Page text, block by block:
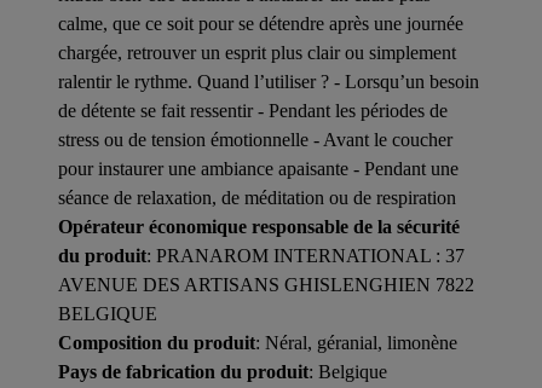
calme, que ce soit pour se détendre après une journée
chargée, retrouver un esprit plus clair ou simplement
ralentir le rythme. Quand l’utiliser ? - Lorsqu’un besoin
de détente se fait ressentir - Pendant les périodes de
stress ou de tension émotionnelle - Avant le coucher
pour instaurer une ambiance apaisante - Pendant une
séance de relaxation, de méditation ou de respiration
Opérateur économique responsable de la sécurité
du produit: PRANAROM INTERNATIONAL : 37
AVENUE DES ARTISANS GHISLENGHIEN 7822
BELGIQUE
Composition du produit: Néral, géranial, limonène
Pays de fabrication du produit: Belgique